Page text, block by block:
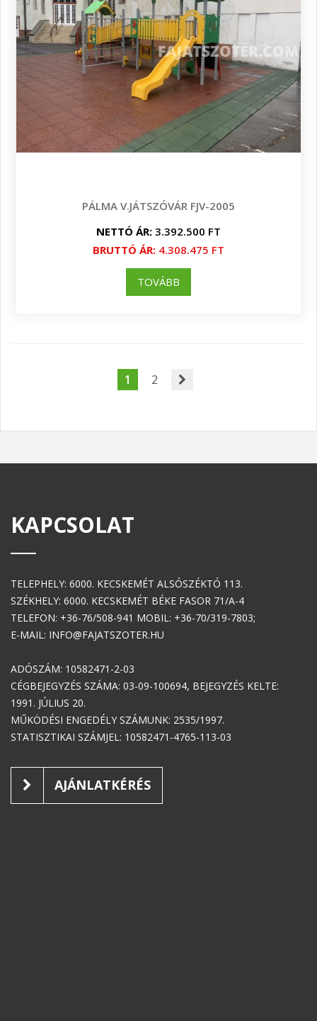
PÁLMA V.JÁTSZÓVÁR FJV-2005
NETTÓ ÁR: 3.392.500 FT
BRUTTÓ ÁR: 4.308.475 FT
TOVÁBB
1 2
KAPCSOLAT
TELEPHELY: 6000. KECSKEMÉT ALSÓSZÉKTÓ 113.
SZÉKHELY: 6000. KECSKEMÉT BÉKE FASOR 71/A-4
TELEFON: +36-76/508-941 MOBIL: +36-70/319-7803;
E-MAIL: INFO@FAJATSZOTER.HU
ADÓSZÁM: 10582471-2-03
CÉGBEJEGYZÉS SZÁMA: 03-09-100694, BEJEGYZÉS KELTE:
1991. JÚLIUS 20.
MŰKÖDÉSI ENGEDÉLY SZÁMUNK: 2535/1997.
STATISZTIKAI SZÁMJEL: 10582471-4765-113-03
AJÁNLATKÉRÉS